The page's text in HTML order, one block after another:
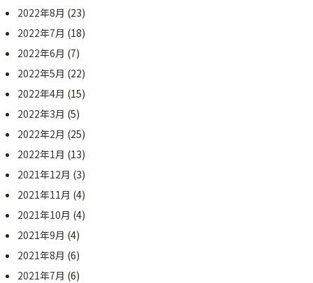
2022年8月 (23)
2022年7月 (18)
2022年6月 (7)
2022年5月 (22)
2022年4月 (15)
2022年3月 (5)
2022年2月 (25)
2022年1月 (13)
2021年12月 (3)
2021年11月 (4)
2021年10月 (4)
2021年9月 (4)
2021年8月 (6)
2021年7月 (6)